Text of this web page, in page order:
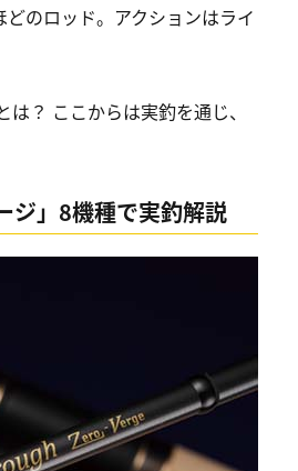
のロッド。アクションはライ
？ ここからは実釣を通じ、
ジ」8機種で実釣解説